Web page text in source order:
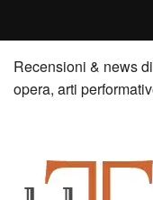
Home
Recensioni
News
Recensioni & news
opera, arti